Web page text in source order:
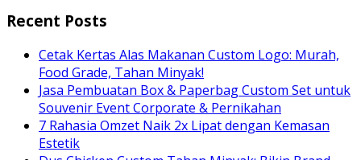
Recent Posts
Cetak Kertas Alas Makanan Custom Logo: Murah,
Food Grade, Tahan Minyak!
Jasa Pembuatan Box & Paperbag Custom Set untuk
Souvenir Event Corporate & Pernikahan
7 Rahasia Omzet Naik 2x Lipat dengan Kemasan
Estetik